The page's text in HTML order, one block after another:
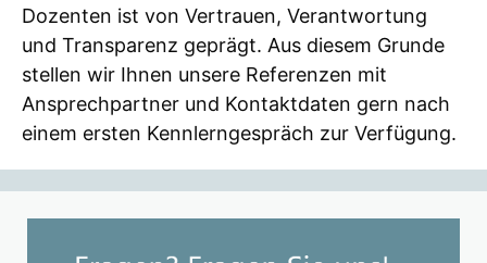
Dozenten ist von Vertrauen, Verantwortung
und Transparenz geprägt. Aus diesem Grunde
stellen wir Ihnen unsere Referenzen mit
Ansprechpartner und Kontaktdaten gern nach
einem ersten Kennlerngespräch zur Verfügung.